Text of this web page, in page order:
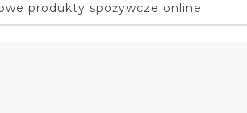
produkty spożywcze online